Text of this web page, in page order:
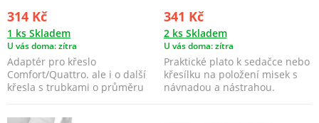
314 Kč
1 ks Skladem
U vás doma: zítra
Adaptér pro křeslo
Comfort/Quattro. ale i o další
křesla s trubkami o průměru
341 Kč
2 ks Skladem
U vás doma: zítra
Praktické plato k sedačce nebo
křesílku na položení misek s
návnadou a nástrahou.